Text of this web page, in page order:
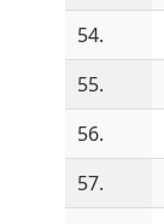
54.
55.
56.
57.